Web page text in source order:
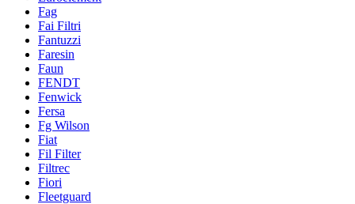
Fag
Fai Filtri
Fantuzzi
Faresin
Faun
FENDT
Fenwick
Fersa
Fg Wilson
Fiat
Fil Filter
Filtrec
Fiori
Fleetguard